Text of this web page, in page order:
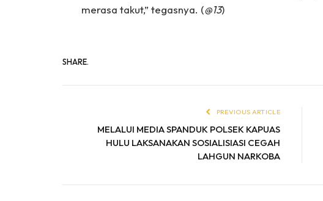
merasa takut,” tegasnya. (@13)
SHARE.
PREVIOUS ARTICLE
MELALUI MEDIA SPANDUK POLSEK KAPUAS
HULU LAKSANAKAN SOSIALISIASI CEGAH
LAHGUN NARKOBA